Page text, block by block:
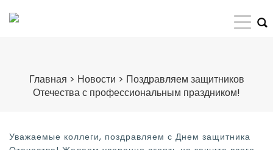
Главная > Новости > Поздравляем защитников
Отечества с профессиональным праздником!
Уважаемые коллеги, поздравляем с Днем защитника